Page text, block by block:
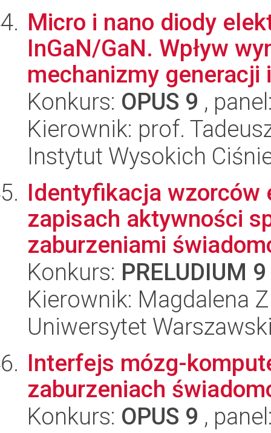
Micro i nano diody
InGaN/GaN. Wpływ
mechanizmy
Konkurs: OPUS 9 ,
Kierownik: prof.
Instytut Wysokich
Identyfikacja wzorców
zapisach aktywności
zaburzeniami
Konkurs: PRELUDIUM 9
Kierownik: Magdalena
Uniwersytet
Interfejs mózg-
zaburzeniach
Konkurs: OPUS 9 ,